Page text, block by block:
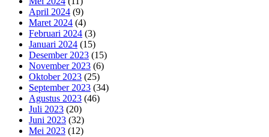
April 2024 (9)
Maret 2024 (4)
Februari 2024 (3)
Januari 2024 (15)
Desember 2023 (15)
November 2023 (6)
Oktober 2023 (25)
September 2023 (34)
Agustus 2023 (46)
Juli 2023 (20)
Juni 2023 (32)
Mei 2023 (12)